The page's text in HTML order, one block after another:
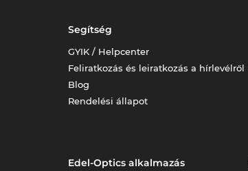
Segítség
GYIK / Helpcenter
Feliratkozás és leiratkozás a hírlevélről
Blog
Rendelési állapot
Edel-Optics alkalmazás